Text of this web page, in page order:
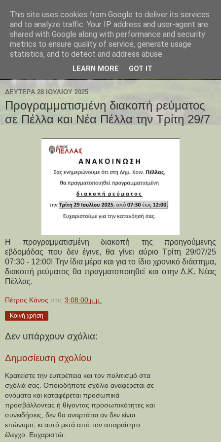
ΔΕΥΤΈΡΑ 28 ΙΟΥΛΊΟΥ 2025
Προγραμματισμένη διακοπή ρεύματος
σε Πέλλα και Νέα Πέλλα την Τρίτη 29/7
Η προγραμματισμένη διακοπή της προηγούμενης
εβδομάδας που δεν έγινε, θα γίνει αύριο Τρίτη 29/07/25
07:30 - 12:00! Την ίδια μέρα και για το ίδιο χρονικό διάστημα,
διακοπή ρεύματος θα πραγματοποιηθεί και στην Δ.Κ. Νέας
Πέλλας.
Πέτρος Κάνος στις 3:08:00 μ.μ.
Κοινή χρήση
Δεν υπάρχουν σχόλια:
Δημοσίευση σχολίου
Κρατείστε την ευπρέπεια και τον πολιτισμό στα
σχόλιά σας. Οποιοδήποτε σχόλιο αναφέρεται σε
ονόματα και καταφέρεται προσωπικά
προσβάλλοντας ή θίγοντας προσωπικότητες και
συνειδήσεις, δεν θα αναρτάται αν δεν είναι
επώνυμο, κι αυτό μετά από τον απαραίτητο
έλεγχο. Ευχαριστώ.
This site uses cookies from Google to deliver its services
and to analyze traffic. Your IP address and user-agent are
shared with Google along with performance and security
metrics to ensure quality of service, generate usage
statistics, and to detect and address abuse.
LEARN MORE GOT IT